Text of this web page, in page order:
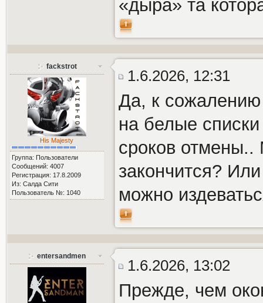
«дыра» та
fackstrot
His Majesty
Группа: Пользователи
Сообщений: 4007
Регистрация: 17.8.2009
Из: Салда Сити
Пользователь №: 1040
1.6.2026, 12:31
Да, к
на белые
сроков отмены..
закончится?
можно
entersandmen
1.6.2026, 13:02
Прежде, чем